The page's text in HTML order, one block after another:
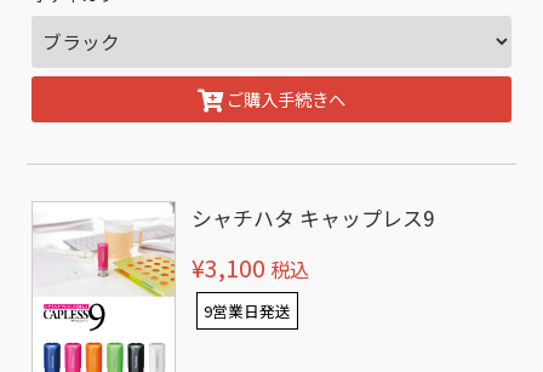
ご購入手続きへ
シャチハタ キャップレス9
¥3,100 税込
9営業日発送